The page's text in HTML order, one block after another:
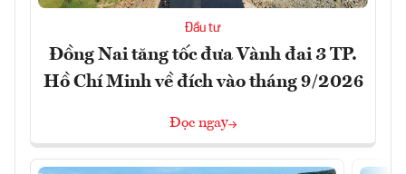
Đầu tư
Đồng Nai tăng tốc đưa Vành đai 3 TP.
Hồ Chí Minh về đích vào tháng 9/2026
Đọc ngay